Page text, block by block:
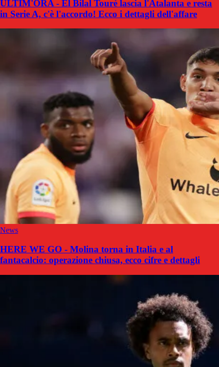
ULTIM'ORA - El Bilal Touré lascia l'Atalanta e resta
in Serie A, c'è l'accordo! Ecco i dettagli dell'affare
News
HERE WE GO - Molina torna in Italia e al
fantacalcio: operazione chiusa, ecco cifre e dettagli